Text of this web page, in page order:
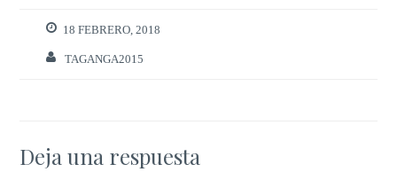
18 FEBRERO, 2018
TAGANGA2015
Deja una respuesta